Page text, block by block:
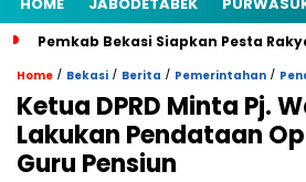
Pemkab Bekasi Siapkan Pesta
Home / Bekasi / Berita / Pemerintahan /
Ketua DPRD Minta Pj.
Lakukan Pendataan
Guru Pensiun